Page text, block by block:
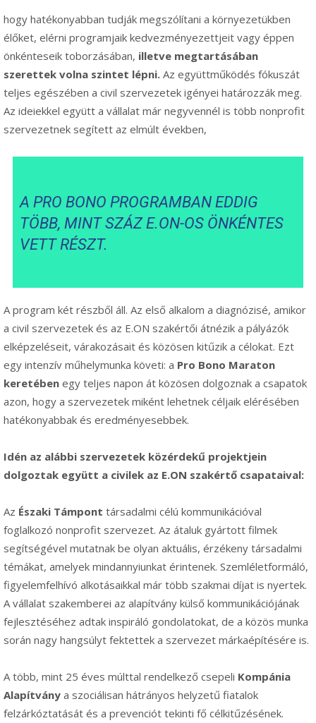
hogy hatékonyabban tudják megszólítani a környezetükben
élőket, elérni programjaik kedvezményezettjeit vagy éppen
önkénteseik toborzásában, illetve megtartásában
szerettek volna szintet lépni. Az együttműködés fókuszát
teljes egészében a civil szervezetek igényei határozzák meg.
Az ideiekkel együtt a vállalat már negyvennél is több nonprofit
szervezetnek segített az elmúlt években,
A PRO BONO PROGRAMBAN EDDIG
TÖBB, MINT SZÁZ E.ON-OS ÖNKÉNTES
VETT RÉSZT.
A program két részből áll. Az első alkalom a diagnózisé, amikor
a civil szervezetek és az E.ON szakértői átnézik a pályázók
elképzeléseit, várakozásait és közösen kitűzik a célokat. Ezt
egy intenzív műhelymunka követi: a Pro Bono Maraton
keretében egy teljes napon át közösen dolgoznak a csapatok
azon, hogy a szervezetek miként lehetnek céljaik elérésében
hatékonyabbak és eredményesebbek.
Idén az alábbi szervezetek közérdekű projektjein
dolgoztak együtt a civilek az E.ON szakértő csapataival:
Az Északi Támpont társadalmi célú kommunikációval
foglalkozó nonprofit szervezet. Az átaluk gyártott filmek
segítségével mutatnak be olyan aktuális, érzékeny társadalmi
témákat, amelyek mindannyiunkat érintenek. Szemléletformáló,
figyelemfelhívó alkotásaikkal már több szakmai díjat is nyertek.
A vállalat szakemberei az alapítvány külső kommunikációjának
fejlesztéséhez adtak inspiráló gondolatokat, de a közös munka
során nagy hangsúlyt fektettek a szervezet márkaépítésére is.
A több, mint 25 éves múlttal rendelkező csepeli Kompánia
Alapítvány a szociálisan hátrányos helyzetű fiatalok
felzárkóztatását és a prevenciót tekinti fő célkitűzésének.